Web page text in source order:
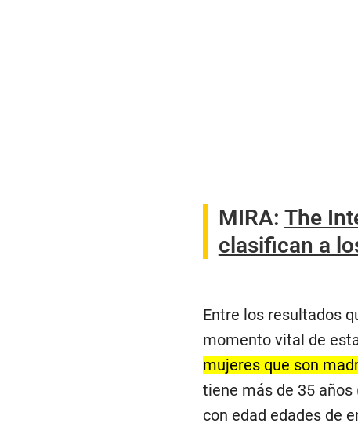
MIRA: The
clasifican a
Entre los resultados
momento vital de
mujeres que son
tiene más de 35 años
con edad edades de